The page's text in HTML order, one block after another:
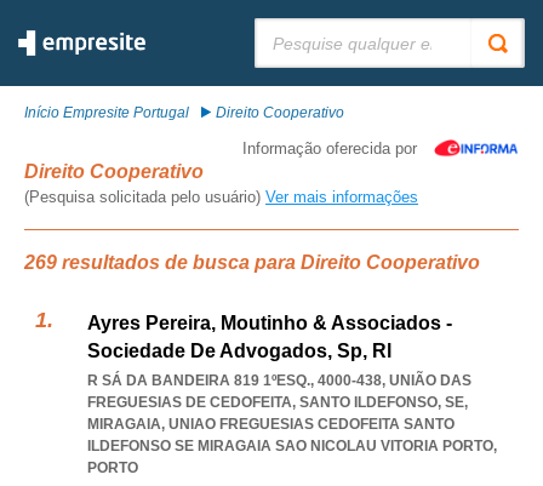
Início Empresite Portugal Direito Cooperativo
Informação oferecida por
Direito Cooperativo
(Pesquisa solicitada pelo usuário) Ver mais informações
269 resultados de busca para Direito Cooperativo
Ayres Pereira, Moutinho & Associados -
Sociedade De Advogados, Sp, Rl
R SÁ DA BANDEIRA 819 1ºESQ., 4000-438, UNIÃO DAS
FREGUESIAS DE CEDOFEITA, SANTO ILDEFONSO, SE,
MIRAGAIA, UNIAO FREGUESIAS CEDOFEITA SANTO
ILDEFONSO SE MIRAGAIA SAO NICOLAU VITORIA PORTO,
PORTO